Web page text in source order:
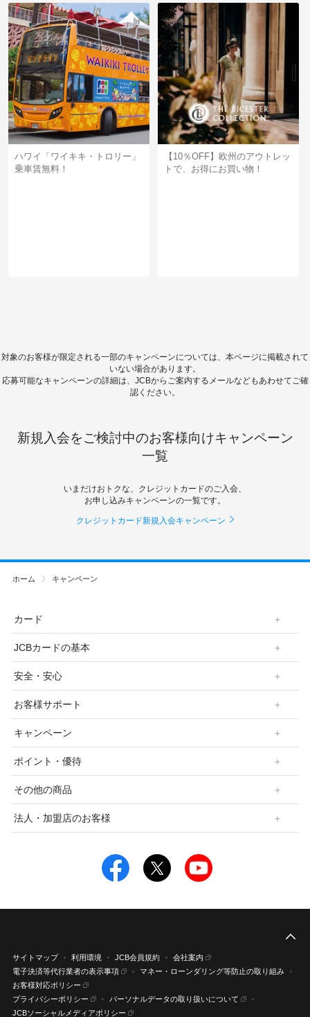
ハワイ「ワイキキ・トロリー」
乗車賃無料！
【10％OFF】欧州のアウトレッ
トで、お得にお買い物！
対象のお客様が限定される一部のキャンペーンについては、本ページに掲載されて
いない場合があります。
応募可能なキャンペーンの詳細は、JCBからご案内するメールなどもあわせてご確
認ください。
新規入会をご検討中のお客様向けキャンペーン
一覧
いまだけおトクな、クレジットカードのご入会、
お申し込みキャンペーンの一覧です。
クレジットカード新規入会キャンペーン
ホーム キャンペーン
カード
JCBカードの基本
安全・安心
お客様サポート
キャンペーン
ポイント・優待
その他の商品
法人・加盟店のお客様
サイトマップ 利用環境 JCB会員規約
会社案内
電子決済等代行業者の表示事項
マネー・ローンダリング等防止の取り組み
お客様対応ポリシー
プライバシーポリシー
パーソナルデータの取り扱いについて
JCBソーシャルメディアポリシー